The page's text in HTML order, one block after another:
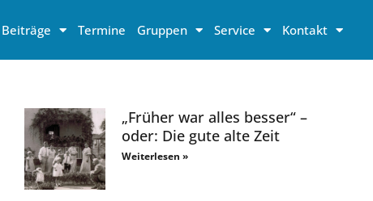
Beiträge Termine Gruppen Service Kontakt
„Früher war alles besser“ –
oder: Die gute alte Zeit
Weiterlesen »